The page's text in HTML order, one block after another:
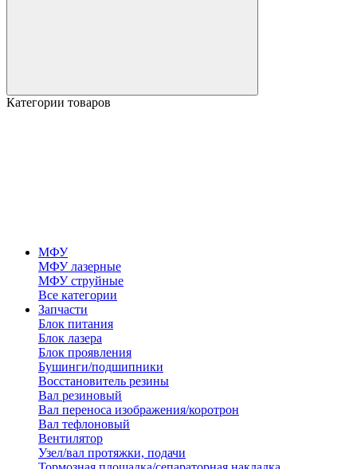
Категории товаров
МФУ
МФУ лазерные
МФУ струйные
Все категории
Запчасти
Блок питания
Блок лазера
Блок проявления
Бушинги/подшипники
Восстановитель резины
Вал резиновый
Вал переноса изображения/коротрон
Вал тефлоновый
Вентилятор
Узел/вал протяжки, подачи